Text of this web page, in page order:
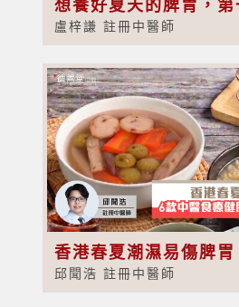
盧梓謙 註冊中醫師
邱聞浩 註冊中醫師